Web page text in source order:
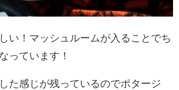
い！マッシュルームが入ることでち
っています！
た感じが残っているのでポタージ